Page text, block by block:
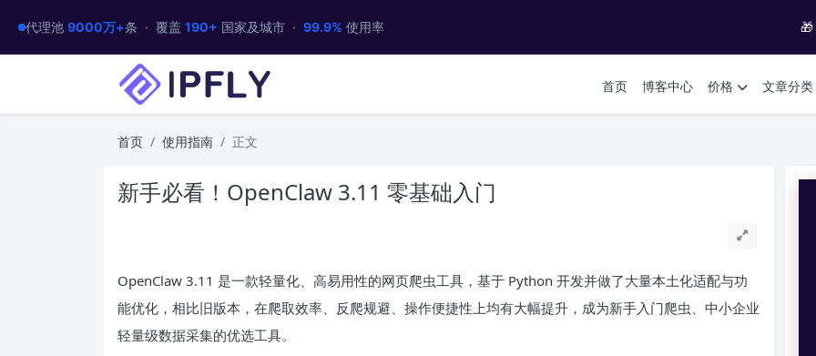
代理池 9000万+条 · 覆盖 190+ 国家及城市 · 99.9% 使用率 🎁
首页 博客中心 价格 文章分类
首页 使用指南 正文
新手必看！OpenClaw 3.11 零基础入门
OpenClaw 3.11 是一款轻量化、高易用性的网页爬虫工具，基于 Python 开发并做了大量本土化适配与功
能优化，相比旧版本，在爬取效率、反爬规避、操作便捷性上均有大幅提升，成为新手入门爬虫、中小企业
轻量级数据采集的优选工具。